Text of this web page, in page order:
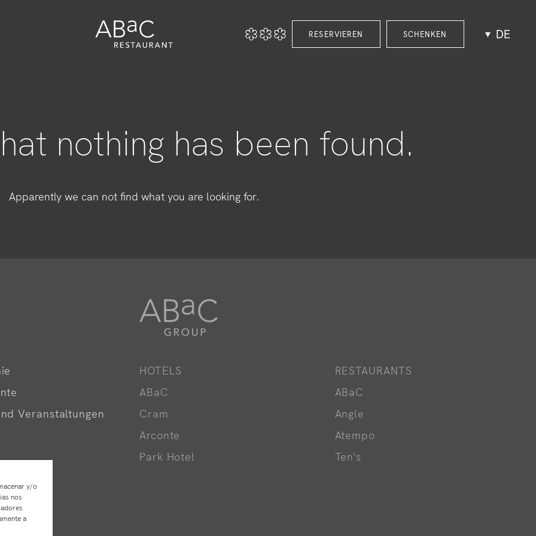
y/o
nos
a
RESERVIEREN SCHENKEN DE
nothing has been found.
Apparently we can not find what you are looking for.
Veranstaltungen
HOTELS
ABaC
Cram
Arconte
Park Hotel
RESTAURANTS
ABaC
Angle
Atempo
Ten's